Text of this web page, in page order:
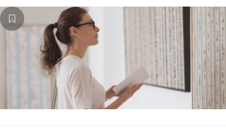
k nákupu uměleckých děl. Po postcovidové snaze ochránit majetek
před inflací i prostřednictvím uměleckých děl se sběratelé vracejí
opět k emoční hodnotě.